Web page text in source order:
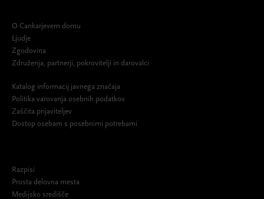
O Cankarjevem domu
Ljudje
Zgodovina
Združenja, partnerji, pokrovitelji in darovalci
Katalog informacij javnega značaja
Politika varovanja osebnih podatkov
Zaščita prijaviteljev
Dostop osebam s posebnimi potrebami
Razpisi
Prosta delovna mesta
Medijsko središče